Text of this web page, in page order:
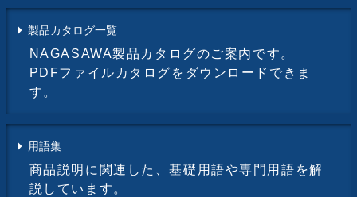
製品カタログ一覧
NAGASAWA製品カタログのご案内です。
PDFファイルカタログをダウンロードできま
す。
用語集
商品説明に関連した、基礎用語や専門用語を解
説しています。